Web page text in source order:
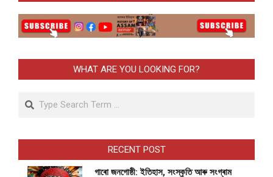
WHAT ARE YOU LOOKING FOR?
Search
RECENT POST
গাৰো জনগোষ্ঠী: ইতিহাস, সংস্কৃতি আৰু সংগ্ৰাম